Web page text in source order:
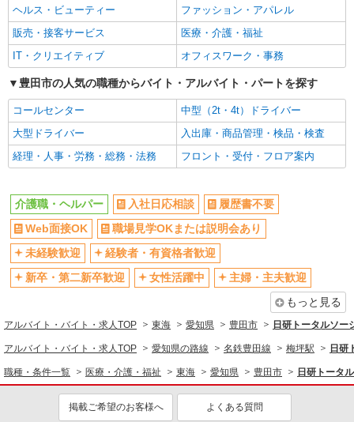
派遣社員
株式会社kotrio /●NG-H-2030046
レア！【豊田市駅】就労支援施設で軽作業の見
守りなど＊未経験OK
時給1400円〜 ＜日払い有/週払い有/交通費全
支給(ガソリン代含む)＞
豊田市◎車通勤OK
キープ 詳細を見る
株式会社kotrio /●NG-H-2031934
浄水駅｜障がい者ケアホームの支援で生活サポ
ート※日払いOK
時給1260円〜2000円≪交通費全額支給（ガソ
リン代含む）/日払い可≫
豊田市 【マイカー通勤OK♪】
キープ 詳細を見る
派遣社員
株式会社kotrio /●NG-H-1992438
豊田市駅≫高収入！シニア向け高級マンション
職員募集＊.・：゜
ヘルス・ビューティー
ファッション・アパレル
販売・接客サービス
医療・介護・福祉
IT・クリエイティブ
オフィスワーク・事務
豊田市の人気の職種からバイト・アルバイト・パートを探す
コールセンター
中型（2t・4t）ドライバー
大型ドライバー
入出庫・商品管理・検品・検査
経理・人事・労務・総務・法務
フロント・受付・フロア案内
介護職・ヘルパー 入社日応相談
履歴書不要
Web面接OK
職場見学OKまたは説明会あり
未経験歓迎
経験者・有資格者歓迎
新卒・第二新卒歓迎
女性活躍中
主婦・主夫歓迎
もっと見る
アルバイト・バイト・求人TOP 東海 愛知県 豊田市 日研トータルソ
アルバイト・バイト・求人TOP 愛知県の路線 名鉄豊田線 梅坪駅 日研
職種・条件一覧 医療・介護・福祉 東海 愛知県 豊田市 日研トータ
掲載ご希望のお客様へ よくある質問